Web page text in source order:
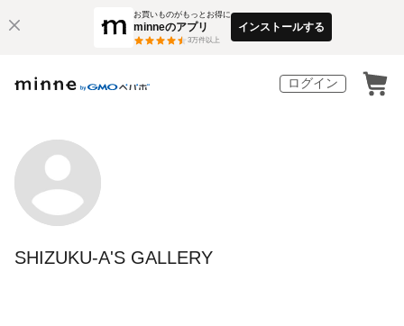
お買いものがもっとお得に
minneのアプリ
3万件以上
インストールする
ログイン
SHIZUKU-A'S GALLERY